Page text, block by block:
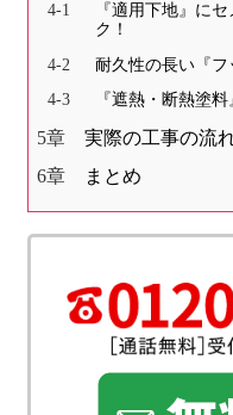
『適用下地』に
ク！
耐久性の長い『
『遮熱・断熱塗
実際の工事の流
まとめ